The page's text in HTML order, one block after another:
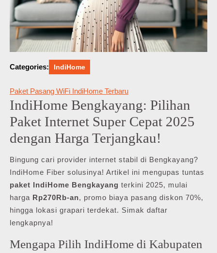
Categories: IndiHome
Paket Pasang WiFi IndiHome Terbaru
IndiHome Bengkayang: Pilihan
Paket Internet Super Cepat 2025
dengan Harga Terjangkau!
Bingung cari provider internet stabil di Bengkayang?
IndiHome Fiber solusinya! Artikel ini mengupas tuntas
paket IndiHome Bengkayang terkini 2025, mulai
harga Rp270Rb-an, promo biaya pasang diskon 70%,
hingga lokasi grapari terdekat. Simak daftar
lengkapnya!
Mengapa Pilih IndiHome di Kabupaten